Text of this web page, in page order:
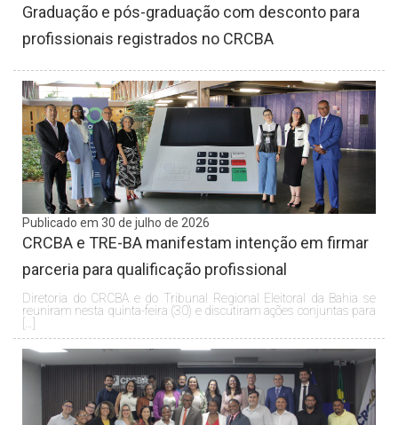
Graduação e pós-graduação com desconto para
profissionais registrados no CRCBA
Publicado em 30 de julho de 2026
CRCBA e TRE-BA manifestam intenção em firmar
parceria para qualificação profissional
Diretoria do CRCBA e do Tribunal Regional Eleitoral da Bahia se
reuniram nesta quinta-feira (30) e discutiram ações conjuntas para